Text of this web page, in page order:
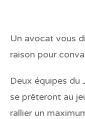
Un avocat vous
raison pour
Deux équipes du
se prêteront au
rallier un